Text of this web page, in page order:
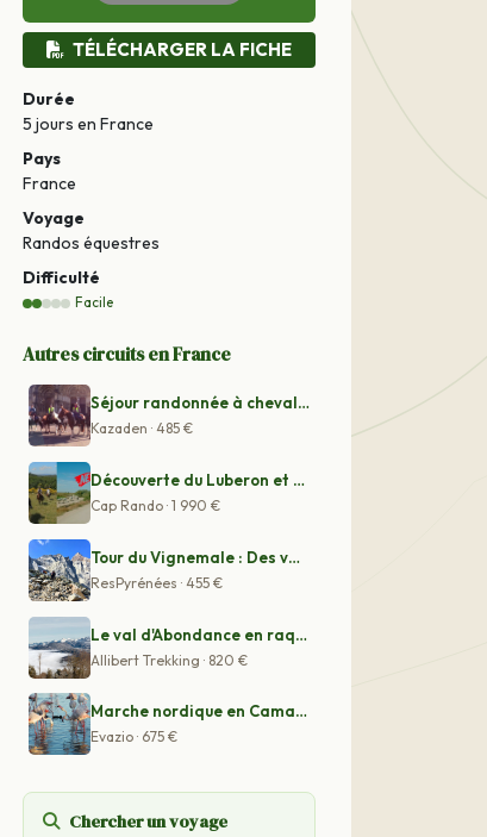
TÉLÉCHARGER LA FICHE
Durée
5 jours en France
Pays
France
Voyage
Randos équestres
Difficulté
Facile
Autres circuits en France
Séjour randonnée à cheval dans les Landes
Kazaden · 485 €
Découverte du Luberon et de la Camargue à cheval
Cap Rando · 1 990 €
Tour du Vignemale : Des vallées de Cauterets aux vallé
ResPyrénées · 455 €
Le val d'Abondance en raquettes
Allibert Trekking · 820 €
Marche nordique en Camargue Provence
Evazio · 675 €
Chercher un voyage